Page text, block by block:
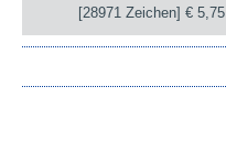
[28971 Zeichen]€ 5,75